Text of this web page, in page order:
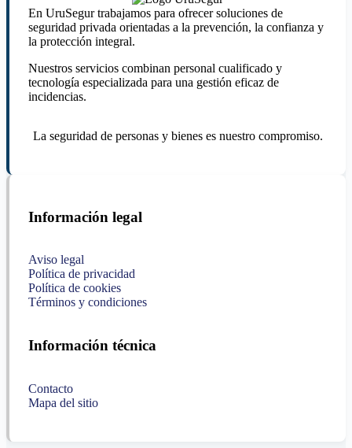
En UruSegur trabajamos para ofrecer soluciones de
seguridad privada orientadas a la prevención, la confianza y
la protección integral.
Nuestros servicios combinan personal cualificado y
tecnología especializada para una gestión eficaz de
incidencias.
La seguridad de personas y bienes es nuestro compromiso.
Información legal
Aviso legal
Política de privacidad
Política de cookies
Términos y condiciones
Información técnica
Contacto
Mapa del sitio